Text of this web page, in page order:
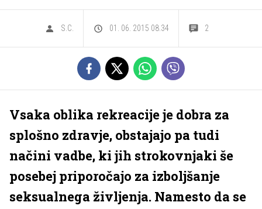
S.C. 01. 06. 2015 08.34 2
Vsaka oblika rekreacije je dobra za
splošno zdravje, obstajajo pa tudi
načini vadbe, ki jih strokovnjaki še
posebej priporočajo za izboljšanje
seksualnega življenja. Namesto da se